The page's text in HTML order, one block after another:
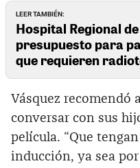
LEER TAMBIÉN:
Hospital Regional
presupuesto para
que requieren
Vásquez recomendó
conversar con sus
película. “Que
inducción, ya sea